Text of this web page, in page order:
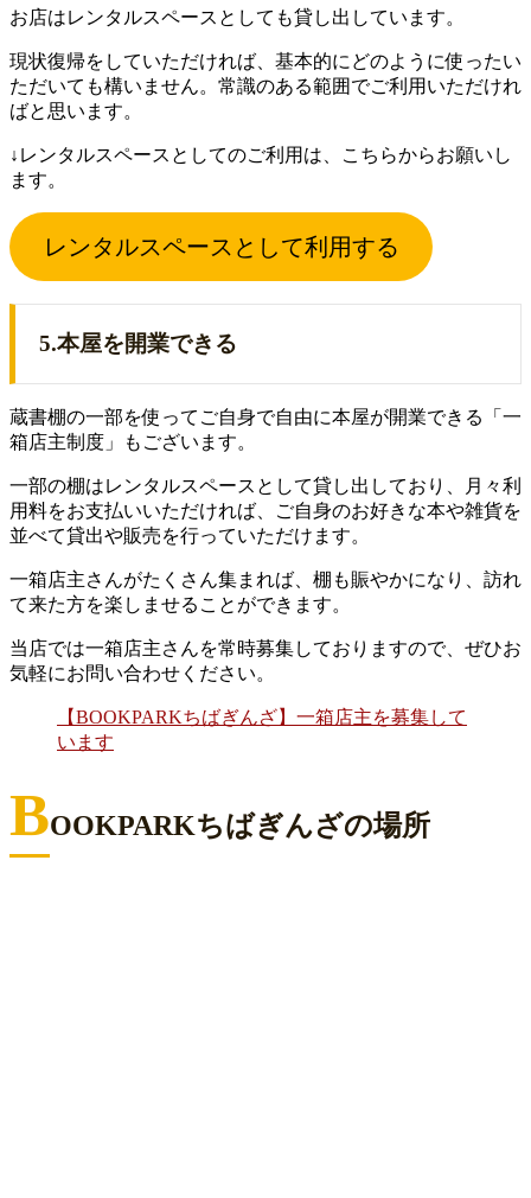
お店はレンタルスペースとしても貸し出しています。
現状復帰をしていただければ、基本的にどのように使ったい
ただいても構いません。常識のある範囲でご利用いただけれ
ばと思います。
↓レンタルスペースとしてのご利用は、こちらからお願いし
ます。
レンタルスペースとして利用する
5.本屋を開業できる
蔵書棚の一部を使ってご自身で自由に本屋が開業できる「一
箱店主制度」もございます。
一部の棚はレンタルスペースとして貸し出しており、月々利
用料をお支払いいただければ、ご自身のお好きな本や雑貨を
並べて貸出や販売を行っていただけます。
一箱店主さんがたくさん集まれば、棚も賑やかになり、訪れ
て来た方を楽しませることができます。
当店では一箱店主さんを常時募集しておりますので、ぜひお
気軽にお問い合わせください。
【BOOKPARKちばぎんざ】一箱店主を募集して
います
BOOKPARKちばぎんざの場所